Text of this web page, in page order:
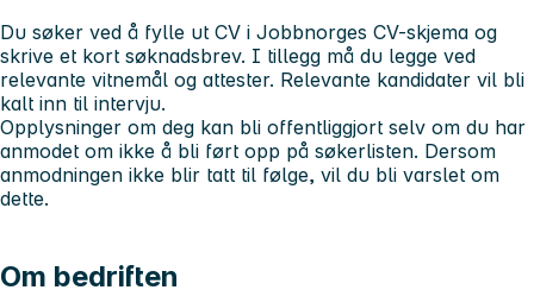
Du søker ved å fylle ut CV i Jobbnorges CV-skjema og
skrive et kort søknadsbrev. I tillegg må du legge ved
relevante vitnemål og attester. Relevante kandidater vil bli
kalt inn til intervju.
Opplysninger om deg kan bli offentliggjort selv om du har
anmodet om ikke å bli ført opp på søkerlisten. Dersom
anmodningen ikke blir tatt til følge, vil du bli varslet om
dette.
Om bedriften